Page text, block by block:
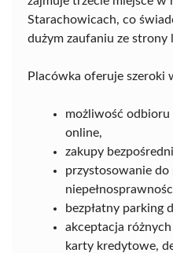
Starachowicach, co
dużym zaufaniu ze strony
Placówka oferuje szeroki
możliwość odbioru
online,
zakupy
przystosowanie do
bezpłatny parking
akceptacja
karty kredytowe,